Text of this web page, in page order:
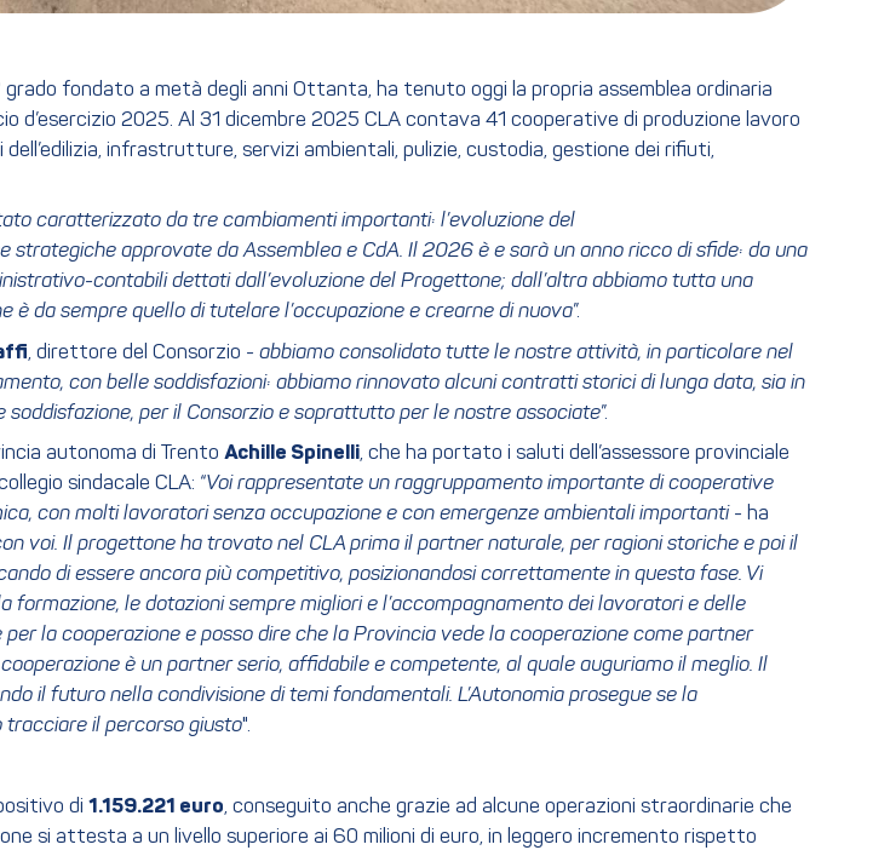
grado fondato a metà degli anni Ottanta, ha tenuto oggi la propria assemblea ordinaria
d’esercizio 2025. Al 31 dicembre 2025 CLA contava 41 cooperative di produzione lavoro
infrastrutture, servizi ambientali, pulizie, custodia, gestione dei rifiuti,
caratterizzato da tre cambiamenti importanti: l’evoluzione del
approvate da Assemblea e CdA. Il 2026 è e sarà un anno ricco di sfide: da una
contabili dettati dall’evoluzione del Progettone; dall’altra abbiamo tutta una
è da sempre quello di tutelare l’occupazione e crearne di nuova”.
, direttore del Consorzio - abbiamo consolidato tutte le nostre attività, in particolare nel
con belle soddisfazioni: abbiamo rinnovato alcuni contratti storici di lunga data, sia in
soddisfazione, per il Consorzio e soprattutto per le nostre associate”.
autonoma di Trento Achille Spinelli, che ha portato i saluti dell’assessore provinciale
sindacale CLA: “Voi rappresentate un raggruppamento importante di cooperative
con molti lavoratori senza occupazione e con emergenze ambientali importanti - ha
voi. Il progettone ha trovato nel CLA prima il partner naturale, per ragioni storiche e poi il
di essere ancora più competitivo, posizionandosi correttamente in questa fase. Vi
le dotazioni sempre migliori e l’accompagnamento dei lavoratori e delle
la cooperazione e posso dire che la Provincia vede la cooperazione come partner
è un partner serio, affidabile e competente, al quale auguriamo il meglio. Il
il futuro nella condivisione di temi fondamentali. L’Autonomia prosegue se la
tracciare il percorso giusto".
di 1.159.221 euro, conseguito anche grazie ad alcune operazioni straordinarie che
si attesta a un livello superiore ai 60 milioni di euro, in leggero incremento rispetto